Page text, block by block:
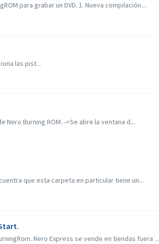
para grabar un DVD. 1. Nueva compilación....
las pist...
Burning ROM. ->Se abre la ventana d...
que esta carpeta en particular tiene un...
Nero Express se vende en tiendas fuera ...